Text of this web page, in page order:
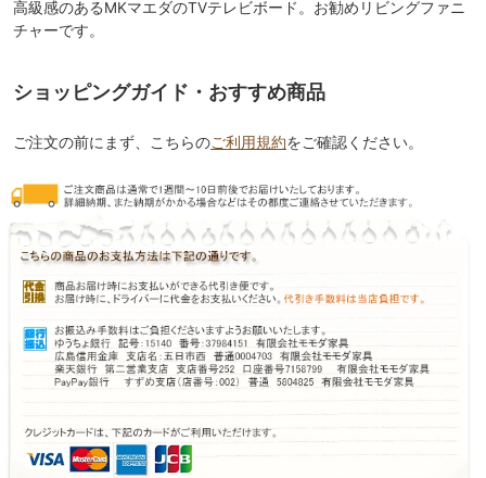
高級感のあるMKマエダのTVテレビボード。お勧めリビングファニ
チャーです。
ショッピングガイド・おすすめ商品
ご注文の前にまず、こちらのご利用規約をご確認ください。